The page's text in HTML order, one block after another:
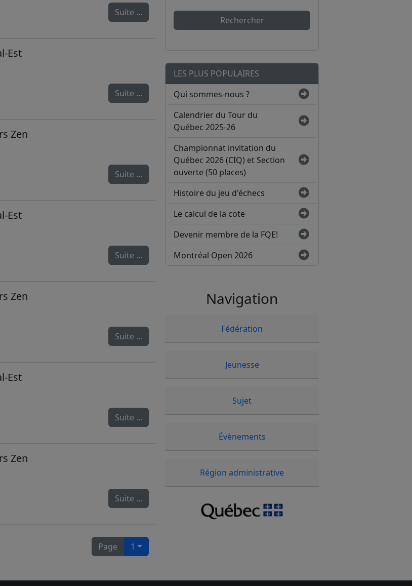
Suite ...
Est
Suite ...
Zen
Suite ...
Est
Suite ...
Zen
Suite ...
Est
Suite ...
Zen
Suite ...
Page 1
Rechercher
LES PLUS POPULAIRES
Qui sommes-nous ?
Calendrier du Tour du
Québec 2025-26
Championnat invitation du
Québec 2026 (CIQ) et Section
ouverte (50 places)
Histoire du jeu d'échecs
Le calcul de la cote
Devenir membre de la FQE!
Montréal Open 2026
Navigation
Fédération
Jeunesse
Sujet
Évènements
Région administrative